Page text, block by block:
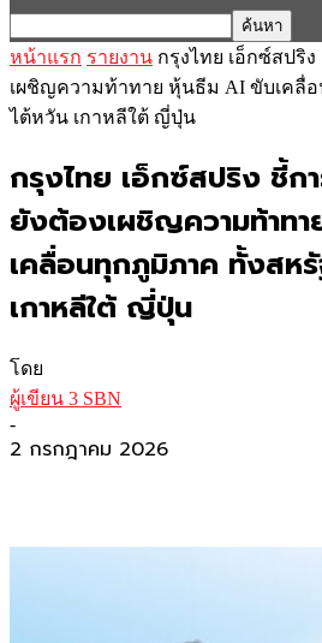
หน้าแรก รายงาน กรุงไทย เอ็กซ์สปริ
เผชิญความท้าทาย หุ้นธีม AI ขับเคลื่
ไต้หวัน เกาหลีใต้ ญี่ปุ่น
กรุงไทย เอ็กซ์สปริง ชี้
ยังต้องเผชิญความท้าท
เคลื่อนทุกภูมิภาค ทั้งสห
เกาหลีใต้ ญี่ปุ่น
โดย
ผู้เขียน 3 SBN
-
2 กรกฎาคม 2026